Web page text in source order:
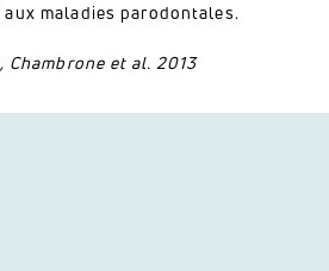
maladies parodontales.
Chambrone et al. 2013